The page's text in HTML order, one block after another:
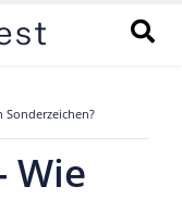
Wie